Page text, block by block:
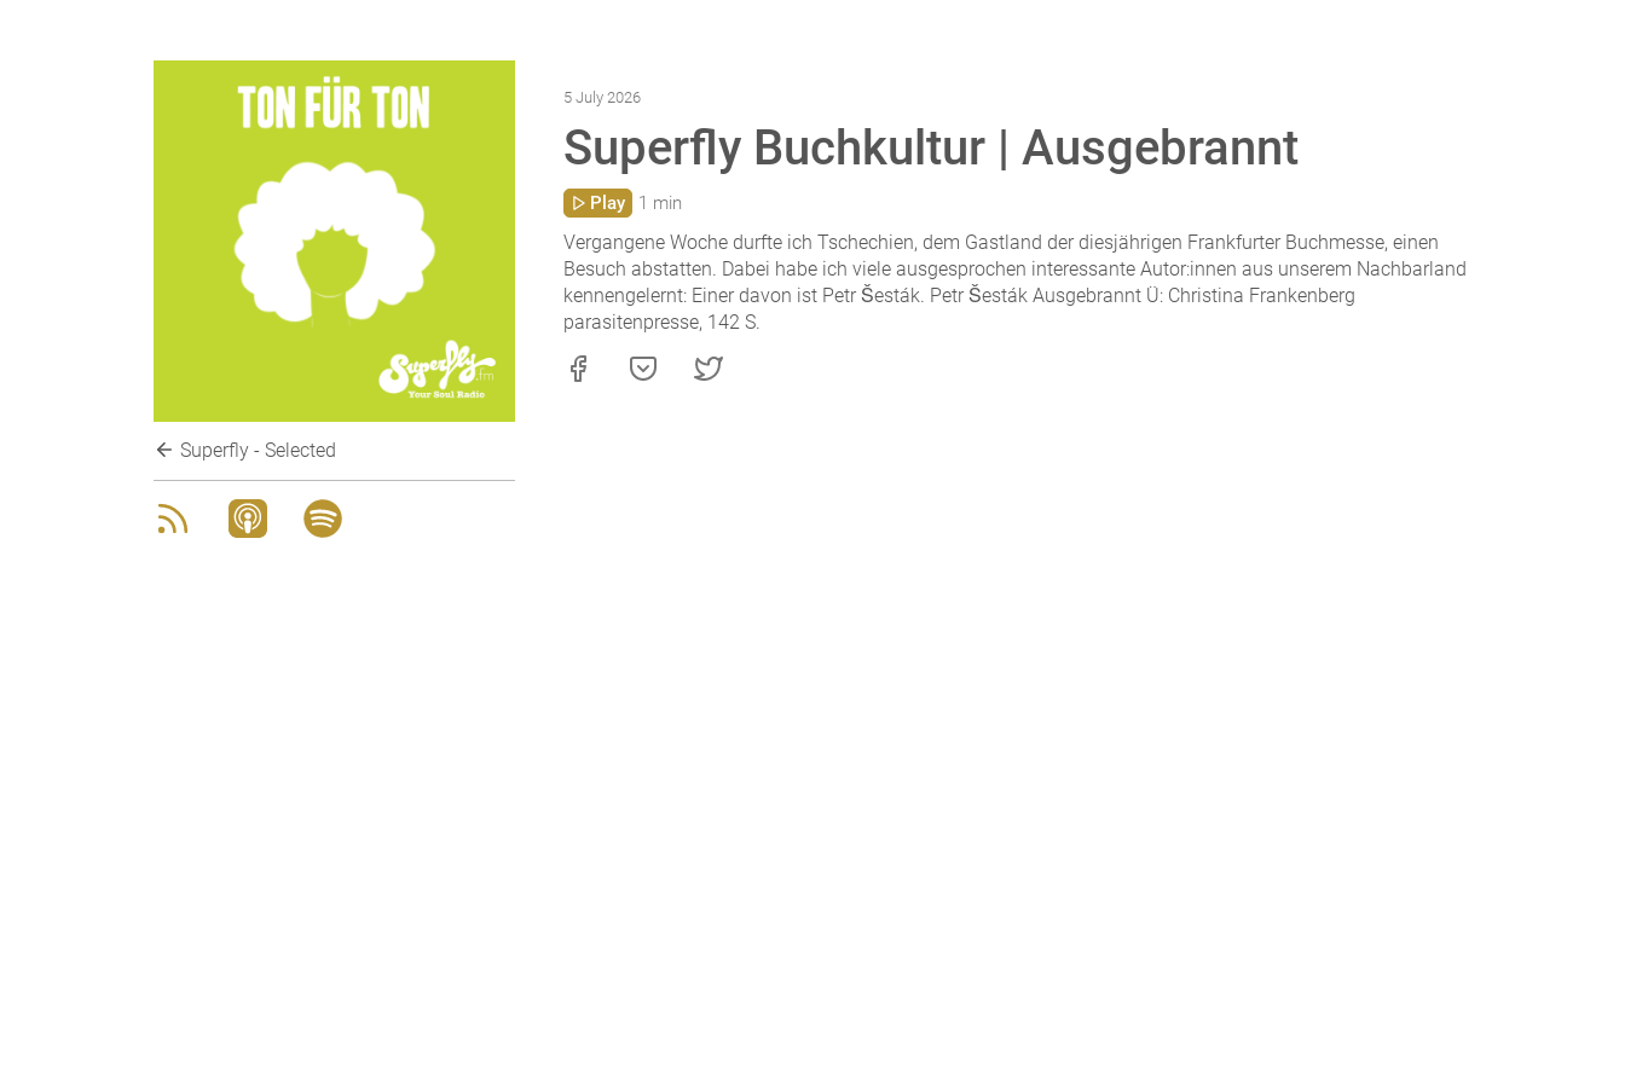
Superfly - Selected
5 July 2026
Superfly Buchkultur | Ausgebrannt
Play 1 min
Vergangene Woche durfte ich Tschechien, dem Gastland der diesjährigen Frankfurter Buchmesse, einen
Besuch abstatten. Dabei habe ich viele ausgesprochen interessante Autor:innen aus unserem Nachbarland
kennengelernt: Einer davon ist Petr Šesták. Petr Šesták Ausgebrannt Ü: Christina Frankenberg
parasitenpresse, 142 S.